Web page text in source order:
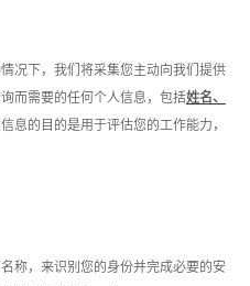
况下，我们将采集您主动向我们提供
而需要的任何个人信息，包括姓名、
息的目的是用于评估您的工作能力，
称，来识别您的身份并完成必要的安